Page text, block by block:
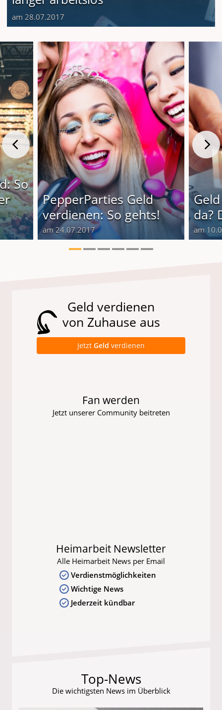
am 28.07.2017
So
PepperParties Geld
verdienen: So gehts!
am 24.07.2017
da?
am
Geld verdienen
von Zuhause aus
Jetzt Geld verdienen
Fan werden
Jetzt unserer Community beitreten
Heimarbeit Newsletter
Alle Heimarbeit News per Email
Verdienstmöglichkeiten
Wichtige News
Jederzeit kündbar
Top-News
Die wichtigsten News im Überblick